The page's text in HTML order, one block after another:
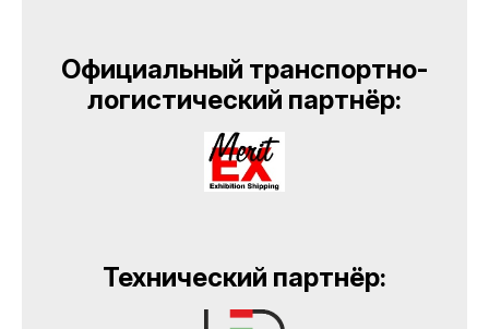
Официальный транспортно-
логистический партнёр:
Технический партнёр: